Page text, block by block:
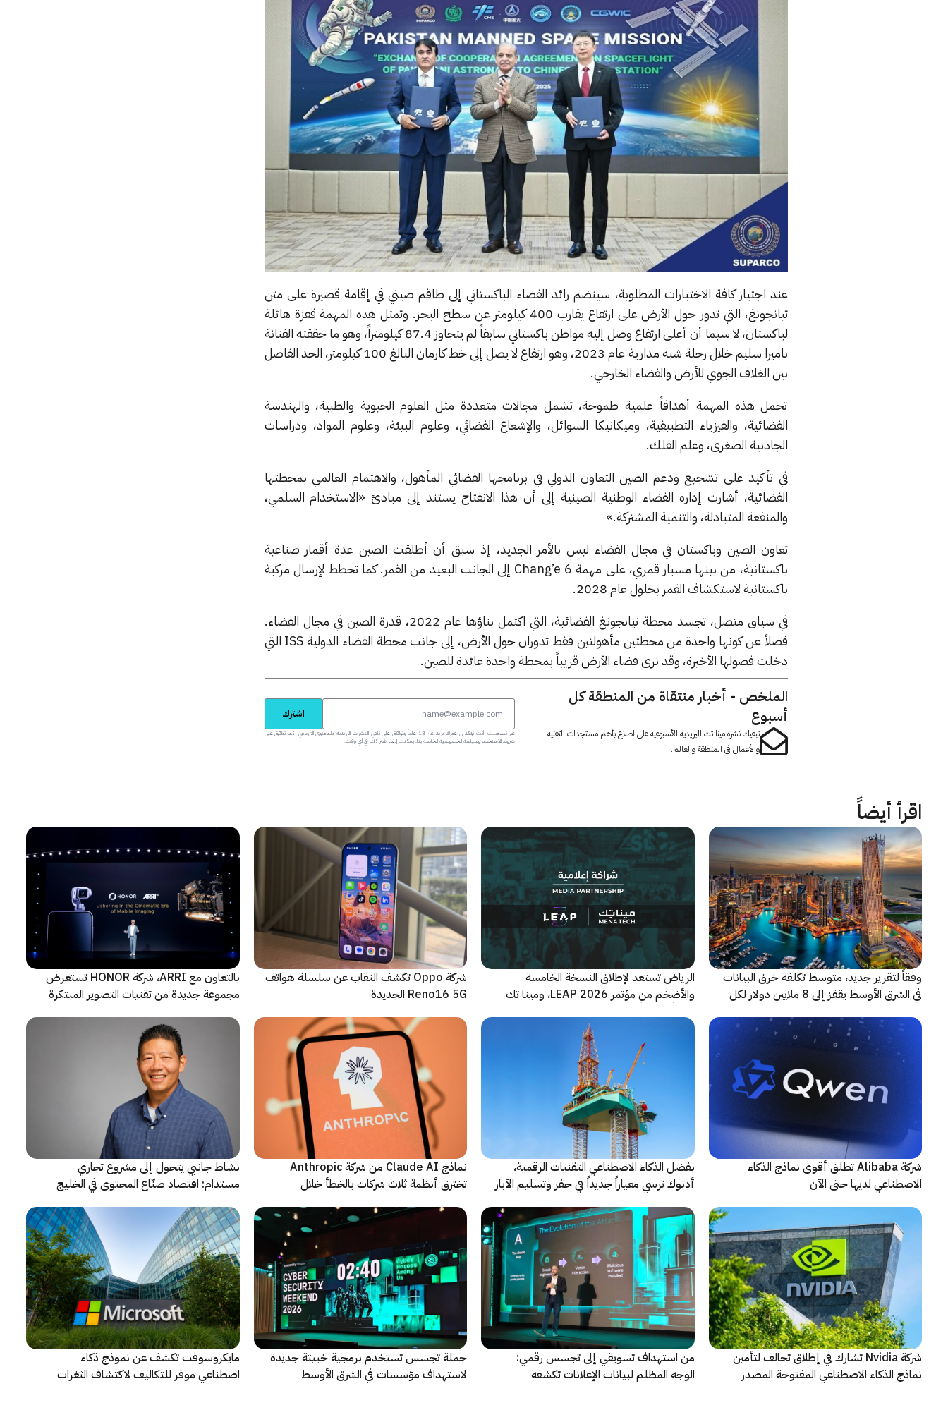
عند اجتياز كافة الاختبارات المطلوبة، سينضم رائد الفضاء الباكستاني إلى طاقم صيني في إقامة قصيرة على متن
تيانجونغ، التي تدور حول الأرض على ارتفاع يقارب 400 كيلومتر عن سطح البحر. وتمثل هذه المهمة قفزة هائلة
لباكستان، لا سيما أن أعلى ارتفاع وصل إليه مواطن باكستاني سابقاً لم يتجاوز 87.4 كيلومتراً، وهو ما حققته الفنانة
ناميرا سليم خلال رحلة شبه مدارية عام 2023، وهو ارتفاع لا يصل إلى خط كارمان البالغ 100 كيلومتر، الحد الفاصل
بين الغلاف الجوي للأرض والفضاء الخارجي.
تحمل هذه المهمة أهدافاً علمية طموحة، تشمل مجالات متعددة مثل العلوم الحيوية والطبية، والهندسة
الفضائية، والفيزياء التطبيقية، وميكانيكا السوائل، والإشعاع الفضائي، وعلوم البيئة، وعلوم المواد، ودراسات
الجاذبية الصغرى، وعلم الفلك.
في تأكيد على تشجيع ودعم الصين التعاون الدولي في برنامجها الفضائي المأهول، والاهتمام العالمي بمحطتها
الفضائية، أشارت إدارة الفضاء الوطنية الصينية إلى أن هذا الانفتاح يستند إلى مبادئ «الاستخدام السلمي،
والمنفعة المتبادلة، والتنمية المشتركة.»
تعاون الصين وباكستان في مجال الفضاء ليس بالأمر الجديد، إذ سبق أن أطلقت الصين عدة أقمار صناعية
باكستانية، من بينها مسبار قمري، على مهمة Chang’e 6 إلى الجانب البعيد من القمر. كما تخطط لإرسال مركبة
باكستانية لاستكشاف القمر بحلول عام 2028.
في سياق متصل، تجسد محطة تيانجونغ الفضائية، التي اكتمل بناؤها عام 2022، قدرة الصين في مجال الفضاء.
فضلاً عن كونها واحدة من محطتين مأهولتين فقط تدوران حول الأرض، إلى جانب محطة الفضاء الدولية ISS التي
دخلت فصولها الأخيرة، وقد نرى فضاء الأرض قريباً بمحطة واحدة عائدة للصين.
الملخص - أخبار منتقاة من المنطقة كل
أسبوع
تبقيك نشرة مينا تك البريدية الأسبوعية على اطلاع بأهم مستجدات التقنية
والأعمال في المنطقة والعالم.
اشترك
عبر تسجيلك، أنت تؤكد أن عمرك يزيد عن 18 عاماً وتوافق على تلقي النشرات البريدية والمحتوى الترويجي، كما توافق على
شروط الاستخدام وسياسة الخصوصية الخاصة بنا. يمكنك إلغاء اشتراكك في أي وقت.
اقرأ أيضاً
وفقاً لتقرير جديد، متوسط تكلفة خرق البيانات
في الشرق الأوسط يقفز إلى 8 ملايين دولار لكل
الرياض تستعد لإطلاق النسخة الخامسة
والأضخم من مؤتمر LEAP 2026، ومينا تك
شركة Oppo تكشف النقاب عن سلسلة هواتف
Reno16 5G الجديدة
بالتعاون مع ARRI، شركة HONOR تستعرض
مجموعة جديدة من تقنيات التصوير المبتكرة
شركة Alibaba تطلق أقوى نماذج الذكاء
الاصطناعي لديها حتى الآن
بفضل الذكاء الاصطناعي التقنيات الرقمية،
أدنوك ترسي معياراً جديداً في حفر وتسليم الآبار
نماذج Claude AI من شركة Anthropic
تخترق أنظمة ثلاث شركات بالخطأ خلال
نشاط جانبي يتحول إلى مشروع تجاري
مستدام: اقتصاد صنّاع المحتوى في الخليج
شركة Nvidia تشارك في إطلاق تحالف لتأمين
نماذج الذكاء الاصطناعي المفتوحة المصدر
من استهداف تسويقي إلى تجسس رقمي:
الوجه المظلم لبيانات الإعلانات تكشفه
حملة تجسس تستخدم برمجية خبيثة جديدة
لاستهداف مؤسسات في الشرق الأوسط
مايكروسوفت تكشف عن نموذج ذكاء
اصطناعي موفر للتكاليف لاكتشاف الثغرات